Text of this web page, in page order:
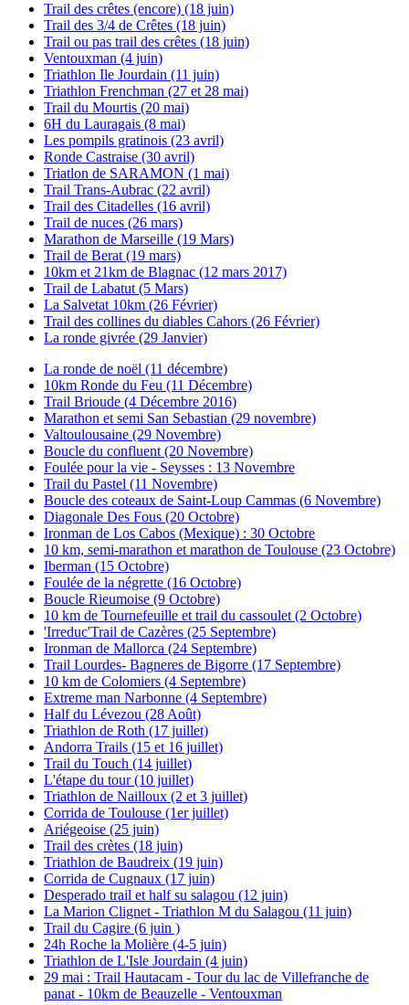
Trail des crêtes (encore) (18 juin)
Trail des 3/4 de Crêtes (18 juin)
Trail ou pas trail des crêtes (18 juin)
Ventouxman (4 juin)
Triathlon Ile Jourdain (11 juin)
Triathlon Frenchman (27 et 28 mai)
Trail du Mourtis (20 mai)
6H du Lauragais (8 mai)
Les pompils gratinois (23 avril)
Ronde Castraise (30 avril)
Triatlon de SARAMON (1 mai)
Trail Trans-Aubrac (22 avril)
Trail des Citadelles (16 avril)
Trail de nuces (26 mars)
Marathon de Marseille (19 Mars)
Trail de Berat (19 mars)
10km et 21km de Blagnac (12 mars 2017)
Trail de Labatut (5 Mars)
La Salvetat 10km (26 Février)
Trail des collines du diables Cahors (26 Février)
La ronde givrée (29 Janvier)
La ronde de noël (11 décembre)
10km Ronde du Feu (11 Décembre)
Trail Brioude (4 Décembre 2016)
Marathon et semi San Sebastian (29 novembre)
Valtoulousaine (29 Novembre)
Boucle du confluent (20 Novembre)
Foulée pour la vie - Seysses : 13 Novembre
Trail du Pastel (11 Novembre)
Boucle des coteaux de Saint-Loup Cammas (6 Novembre)
Diagonale Des Fous (20 Octobre)
Ironman de Los Cabos (Mexique) : 30 Octobre
10 km, semi-marathon et marathon de Toulouse (23 Octobre)
Iberman (15 Octobre)
Foulée de la négrette (16 Octobre)
Boucle Rieumoise (9 Octobre)
10 km de Tournefeuille et trail du cassoulet (2 Octobre)
'Irreduc'Trail de Cazères (25 Septembre)
Ironman de Mallorca (24 Septembre)
Trail Lourdes- Bagneres de Bigorre (17 Septembre)
10 km de Colomiers (4 Septembre)
Extreme man Narbonne (4 Septembre)
Half du Lévezou (28 Août)
Triathlon de Roth (17 juillet)
Andorra Trails (15 et 16 juillet)
Trail du Touch (14 juillet)
L'étape du tour (10 juillet)
Triathlon de Nailloux (2 et 3 juillet)
Corrida de Toulouse (1er juillet)
Ariégeoise (25 juin)
Trail des crètes (18 juin)
Triathlon de Baudreix (19 juin)
Corrida de Cugnaux (17 juin)
Desperado trail et half su salagou (12 juin)
La Marion Clignet - Triathlon M du Salagou (11 juin)
Trail du Cagire (6 juin )
24h Roche la Molière (4-5 juin)
Triathlon de L'Isle Jourdain (4 juin)
29 mai : Trail Hautacam - Tour du lac de Villefranche de
panat - 10km de Beauzelle - Ventouxman